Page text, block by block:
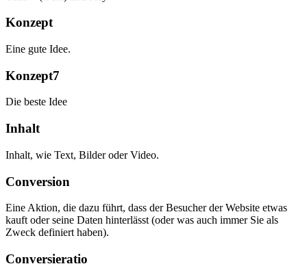
Konzept
Eine gute Idee.
Konzept7
Die beste Idee
Inhalt
Inhalt, wie Text, Bilder oder Video.
Conversion
Eine Aktion, die dazu führt, dass der Besucher der Website etwas
kauft oder seine Daten hinterlässt (oder was auch immer Sie als
Zweck definiert haben).
Conversieratio